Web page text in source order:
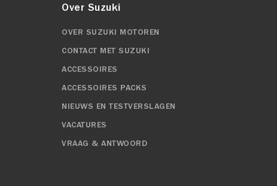
Over Suzuki
OVER SUZUKI MOTOREN
CONTACT MET SUZUKI
ACCESSOIRES
ACCESSOIRES PACKS
NIEUWS EN TESTVERSLAGEN
VACATURES
VRAAG & ANTWOORD